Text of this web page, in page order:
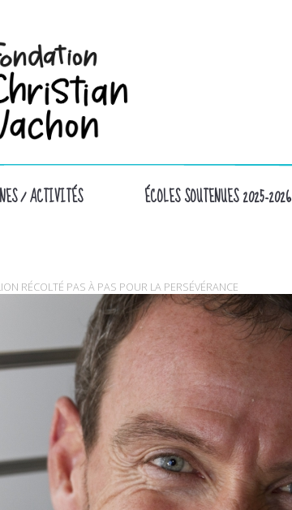
/ ACTIVITÉS ÉCOLES SOUTENUES 2025-2026
RÉCOLTÉ PAS À PAS POUR LA PERSÉVÉRANCE